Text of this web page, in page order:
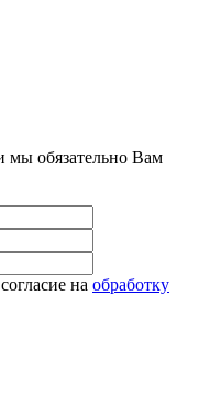
мы обязательно Вам
на обработку